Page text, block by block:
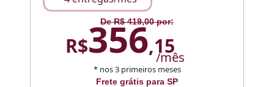
De R$ 419,00 por:
R$356,15
/mês
* nos 3 primeiros meses
Frete grátis para SP